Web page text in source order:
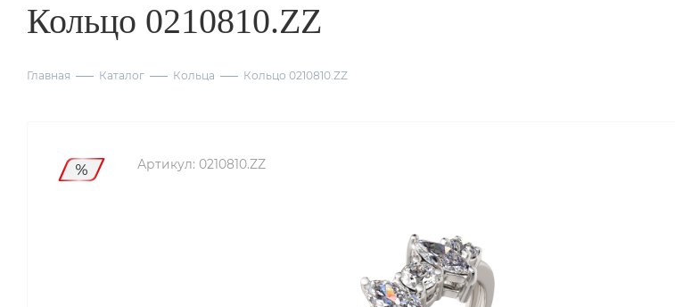
Кольцо 0210810.ZZ
Главная Каталог Кольца Кольцо 0210810.ZZ
Артикул: 0210810.ZZ